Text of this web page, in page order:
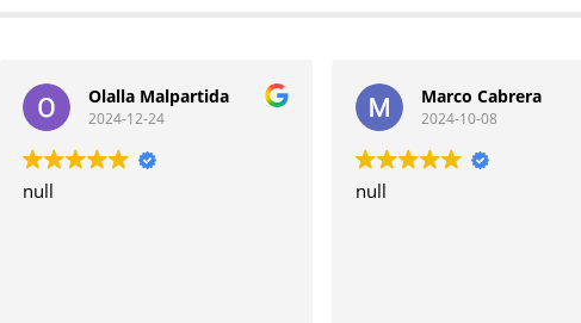
Olalla Malpartida
2024-12-24
null
Marco Cabrera
2024-10-08
null